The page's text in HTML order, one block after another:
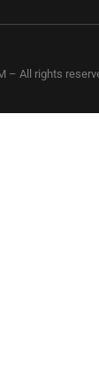
– All rights